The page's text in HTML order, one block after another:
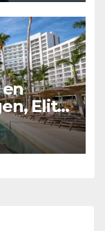
Elite
de